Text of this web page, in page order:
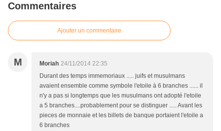
Commentaires
Ajouter un commentaire
M Moriah 24/11/2014 22:35
Durant des temps immemoriaux ..... juifs et musulmans
avaient ensemble comme symbole l'etoile à 6 branches ...... il
n'y a pas si longtemps que les musulmans ont adopté l'etoile
a 5 branches....probablement pour se distinguer ..... Avant les
pieces de monnaie et les billets de banque portaient l'etoile a
6 branches